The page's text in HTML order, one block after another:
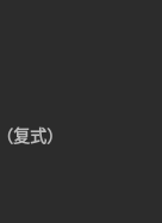
式）